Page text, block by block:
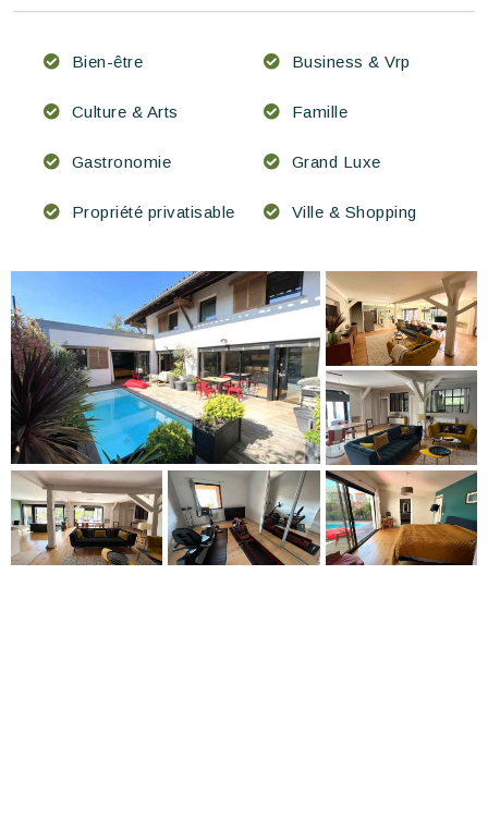
Bien-être Business & Vrp
Culture & Arts Famille
Gastronomie Grand Luxe
Propriété privatisable Ville & Shopping